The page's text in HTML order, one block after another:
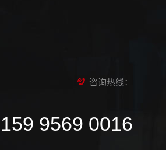
咨询热线：
159 9569 0016